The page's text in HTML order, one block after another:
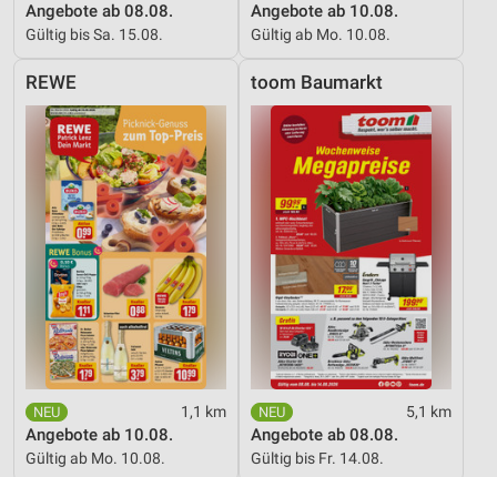
Angebote ab 08.08.
Gültig bis Sa. 15.08.
Angebote ab 10.08.
Gültig ab Mo. 10.08.
REWE
1,1 km
Angebote ab 10.08.
Gültig ab Mo. 10.08.
toom Baumarkt
5,1 km
Angebote ab 08.08.
Gültig bis Fr. 14.08.